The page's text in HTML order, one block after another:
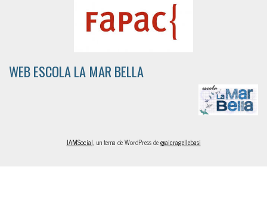
WEB ESCOLA LA MAR BELLA
IAMSocial, un tema de WordPress de@aicragellebasi